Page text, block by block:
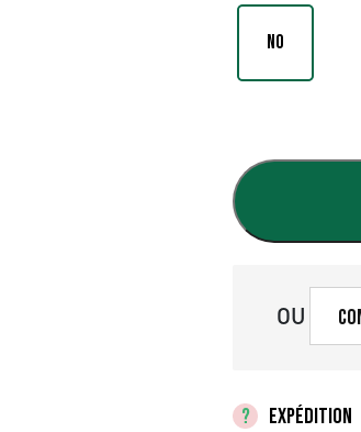
No
OU
EXPÉDITION